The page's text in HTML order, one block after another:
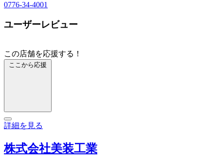
0776-34-4001
ユーザーレビュー
この店舗を応援する！
ここから応援
詳細を見る
株式会社美装工業